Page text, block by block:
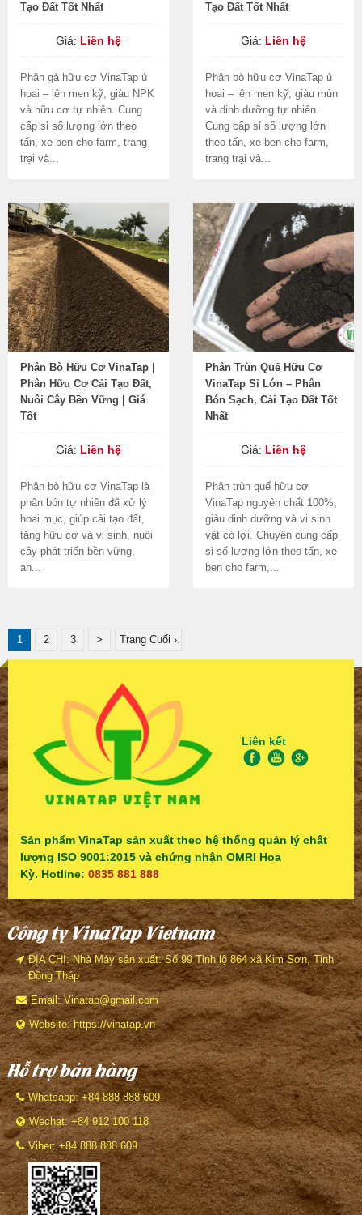
Tạo Đất Tốt Nhất
Giá: Liên hệ
Phân gà hữu cơ VinaTap ủ
hoai – lên men kỹ, giàu NPK
và hữu cơ tự nhiên. Cung
cấp sỉ số lượng lớn theo
tấn, xe ben cho farm, trang
trại và...
Tạo Đất Tốt Nhất
Giá: Liên hệ
Phân bò hữu cơ VinaTap ủ
hoai – lên men kỹ, giàu mùn
và dinh dưỡng tự nhiên.
Cung cấp sỉ số lượng lớn
theo tấn, xe ben cho farm,
trang trại và...
Phân Bò Hữu Cơ VinaTap |
Phân Hữu Cơ Cải Tạo Đất,
Nuôi Cây Bền Vững | Giá
Tốt
Giá: Liên hệ
Phân bò hữu cơ VinaTap là
phân bón tự nhiên đã xử lý
hoai mục, giúp cải tạo đất,
tăng hữu cơ và vi sinh, nuôi
cây phát triển bền vững,
an...
Phân Trùn Quế Hữu Cơ
VinaTap Sỉ Lớn – Phân
Bón Sạch, Cải Tạo Đất Tốt
Nhất
Giá: Liên hệ
Phân trùn quế hữu cơ
VinaTap nguyên chất 100%,
giàu dinh dưỡng và vi sinh
vật có lợi. Chuyên cung cấp
sỉ số lượng lớn theo tấn, xe
ben cho farm,...
1 2 3 > Trang Cuối ›
Liên kết
Sản phẩm VinaTap sản xuất theo hệ thống quản lý chất
lượng ISO 9001:2015 và chứng nhận OMRI Hoa
Kỳ. Hotline: 0835 881 888
Công ty VinaTap Vietnam
ĐỊA CHỈ: Nhà Máy sản xuất: Số 99 Tỉnh lộ 864 xã Kim Sơn, Tỉnh
Đồng Tháp
Email: Vinatap@gmail.com
Website: https://vinatap.vn
Hỗ trợ bán hàng
Whatsapp: +84 888 888 609
Wechat: +84 912 100 118
Viber: +84 888 888 609